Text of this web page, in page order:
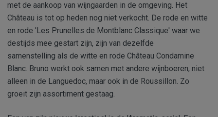
met de aankoop van wijngaarden in de omgeving. Het
Château is tot op heden nog niet verkocht. De rode en witte
en rode 'Les Prunelles de Montblanc Classique' waar we
destijds mee gestart zijn, zijn van dezelfde
samenstelling als de witte en rode Château Condamine
Blanc. Bruno werkt ook samen met andere wijnboeren, niet
alleen in de Languedoc, maar ook in de Roussillon. Zo
groeit zijn assortiment gestaag.